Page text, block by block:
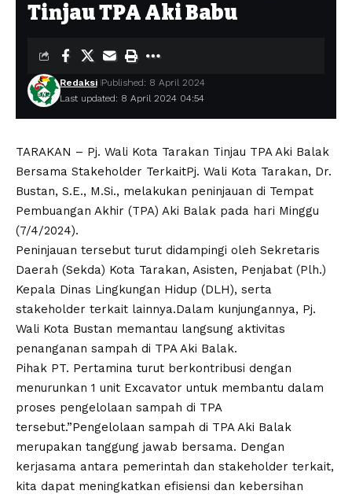
Tinjau TPA Aki Babu
Last updated: 8 April 2024 04:54
Redaksi Published: 8 April 2024
TARAKAN – Pj. Wali Kota Tarakan Tinjau TPA Aki Balak
Bersama Stakeholder TerkaitPj. Wali Kota Tarakan, Dr.
Bustan, S.E., M.Si., melakukan peninjauan di Tempat
Pembuangan Akhir (TPA) Aki Balak pada hari Minggu
(7/4/2024).
Peninjauan tersebut turut didampingi oleh Sekretaris
Daerah (Sekda) Kota Tarakan, Asisten, Penjabat (Plh.)
Kepala Dinas Lingkungan Hidup (DLH), serta
stakeholder terkait lainnya.Dalam kunjungannya, Pj.
Wali Kota Bustan memantau langsung aktivitas
penanganan sampah di TPA Aki Balak.
Pihak PT. Pertamina turut berkontribusi dengan
menurunkan 1 unit Excavator untuk membantu dalam
proses pengelolaan sampah di TPA
tersebut.”Pengelolaan sampah di TPA Aki Balak
merupakan tanggung jawab bersama. Dengan
kerjasama antara pemerintah dan stakeholder terkait,
kita dapat meningkatkan efisiensi dan kebersihan